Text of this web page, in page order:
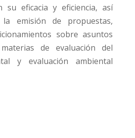
su eficacia y eficiencia, así
la emisión de propuestas,
sobre asuntos
de evaluación del
y evaluación ambiental